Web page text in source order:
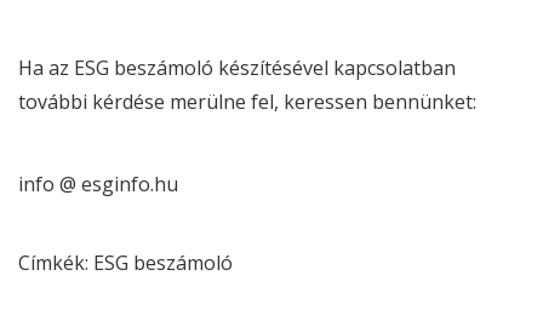
Ha az ESG beszámoló készítésével kapcsolatban
további kérdése merülne fel, keressen bennünket:
info @ esginfo.hu
Címkék: ESG beszámoló